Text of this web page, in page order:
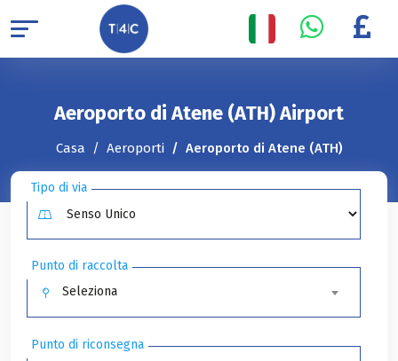
Aeroporto di Atene (ATH) Airport
Casa Aeroporti Aeroporto di Atene (ATH)
Tipo di via
Punto di raccolta
Seleziona
Punto di riconsegna